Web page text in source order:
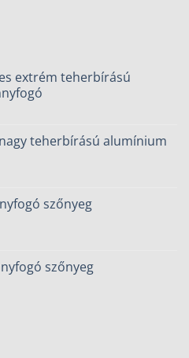
extrém teherbírású
teherbírású alumínium
szőnyeg
szőnyeg